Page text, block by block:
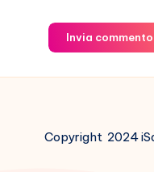
Invia commento
Copyright 2024